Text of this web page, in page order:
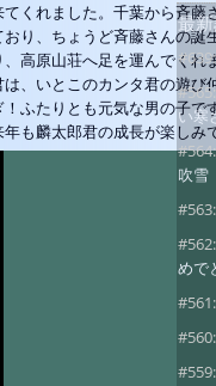
てくれました。千葉から斉藤
おり、ちょうど斉藤さんの誕
、高原山荘へ足を運んでくれ
は、いとこのカンタ君の遊び
！ふたりとも元気な男の子で
年も麟太郎君の成長が楽しみ
最
#639:
#565:
い寒
#564:
吹雪
#563:
#562:
めで
#561:
#560:
#559: